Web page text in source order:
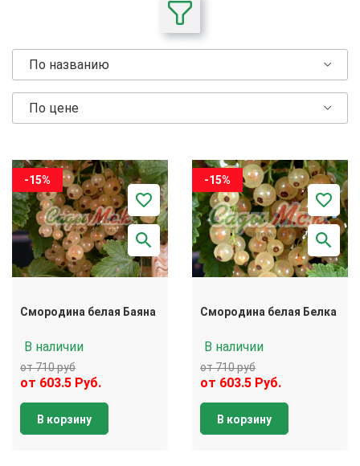
По названию
По цене
-15%
Смородина белая Баяна
В наличии
от 710 руб
от 603.5 Руб.
В корзину
-15%
Смородина белая Белка
В наличии
от 710 руб
от 603.5 Руб.
В корзину